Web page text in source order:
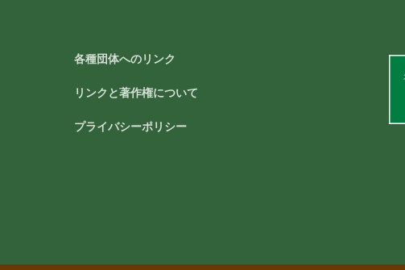
各種団体へのリンク
リンクと著作権について
プライバシーポリシー